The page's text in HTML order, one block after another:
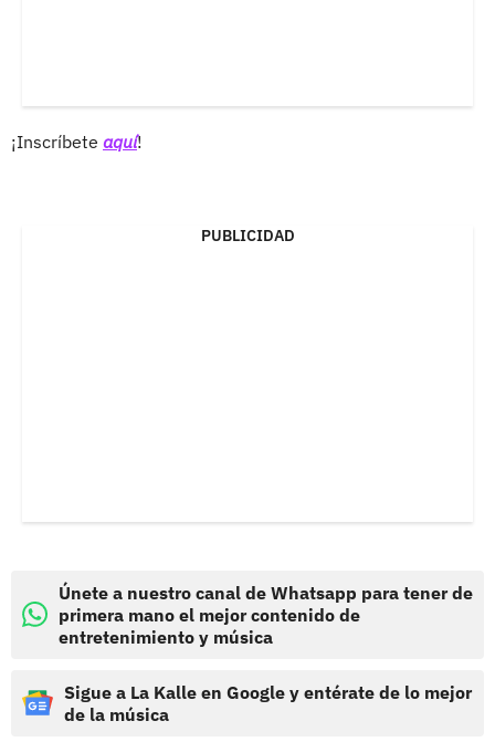
¡Inscríbete aquí!
PUBLICIDAD
Únete a nuestro canal de Whatsapp para tener de
primera mano el mejor contenido de
entretenimiento y música
Sigue a La Kalle en Google y entérate de lo mejor
de la música